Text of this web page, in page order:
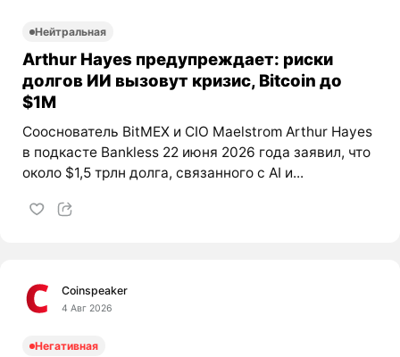
Нейтральная
Arthur Hayes предупреждает: риски
долгов ИИ вызовут кризис, Bitcoin до
$1M
Сооснователь BitMEX и CIO Maelstrom Arthur Hayes
в подкасте Bankless 22 июня 2026 года заявил, что
около $1,5 трлн долга, связанного с AI и...
Coinspeaker
4 Авг 2026
Негативная